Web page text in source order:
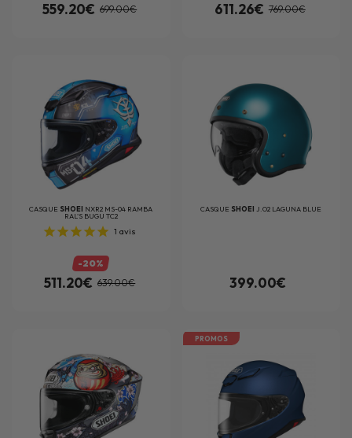
559.20€ 699.00€ 611.26€ 769.00€
CASQUE SHOEI NXR2 MS-04 RAMBA
RAL'S BUGU TC2
1 avis
-20%
511.20€ 639.00€
CASQUE SHOEI J.O2 LAGUNA BLUE
399.00€
PROMOS